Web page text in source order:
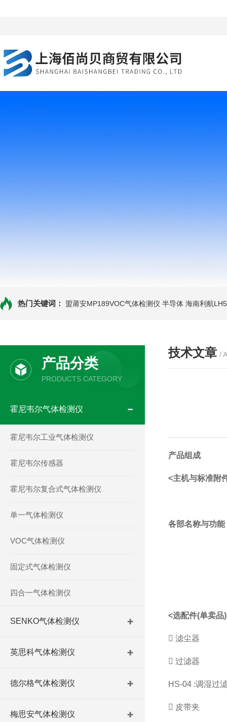
热门关键词： 盟莆安MP189VOC气体检测仪 半导体 海南利航
产品分类
PRODUCTS CATEGORY
霍尼韦尔气体检测仪
霍尼韦尔工业气体检测仪
霍尼韦尔传感器
霍尼韦尔复合式气体检测仪
单一气体检测仪
VOC气体检测仪
固定式气体检测仪
四合一气体检测仪
SENKO气体检测仪
英思科气体检测仪
德尔格气体检测仪
梅思安气体检测仪
技术文章 /
产品组成
<主机与标准附
各部名称与功能
<选配件(单卖品
 滤尘器
 过滤器
HS-04 :调湿过
 皮带夹